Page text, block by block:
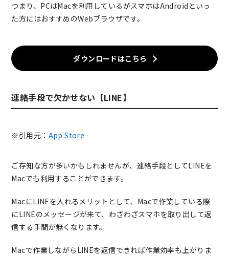
つまり、PCはMacを利用しているがスマホはAndroidといっ
た方にはおすすめのWebブラウザです。
ダウンロードはこちら
連絡手段で欠かせない【LINE】
※引用元： App Store
ご存知な方が多いかもしれませんが、連絡手段としてLINEを
Macでも利用することができます。
MacにLINEを入れるメリットとして、Macで作業している際
にLINEのメッセージが来て、わざわざスマホを取り出して返
信する手間が無くなります。
Macで作業しながらLINEを返信できれば作業効率も上がりま